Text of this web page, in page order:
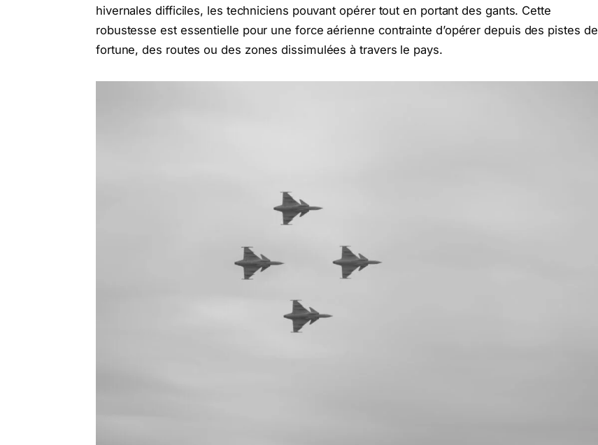
hivernales difficiles, les techniciens pouvant opérer tout en portant des gants. Cette
robustesse est essentielle pour une force aérienne contrainte d’opérer depuis des pistes de
fortune, des routes ou des zones dissimulées à travers le pays.